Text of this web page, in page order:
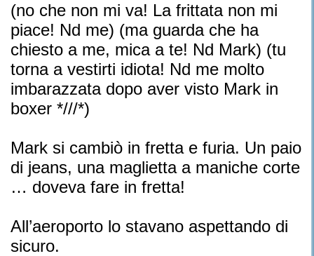
(no che non mi va! La frittata non mi
piace! Nd me) (ma guarda che ha
chiesto a me, mica a te! Nd Mark) (tu
torna a vestirti idiota! Nd me molto
imbarazzata dopo aver visto Mark in
boxer *///*)
Mark si cambiò in fretta e furia. Un paio
di jeans, una maglietta a maniche corte
… doveva fare in fretta!
All’aeroporto lo stavano aspettando di
sicuro.